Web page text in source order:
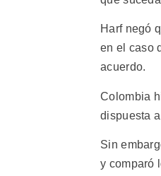
Harf negó
en el caso
acuerdo.
Colombia
dispuesta
Sin
y comparó